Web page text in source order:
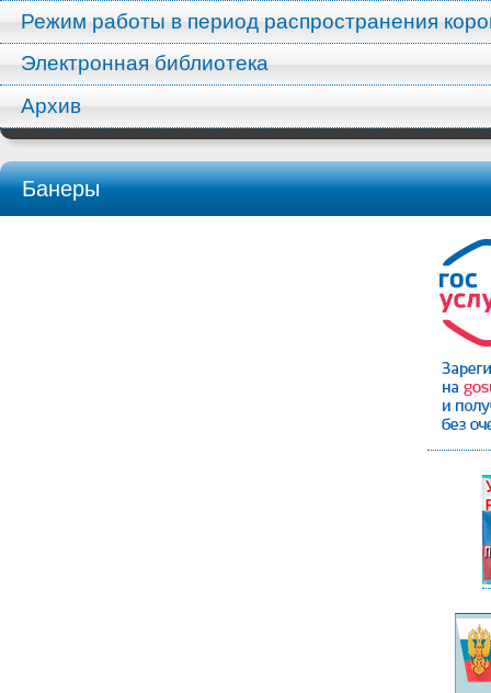
Режим работы в период распространения
Электронная библиотека
Архив
Банеры